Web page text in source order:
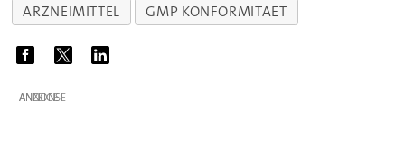
ARZNEIMITTEL
GMP KONFORMITAET
ANZEIGE